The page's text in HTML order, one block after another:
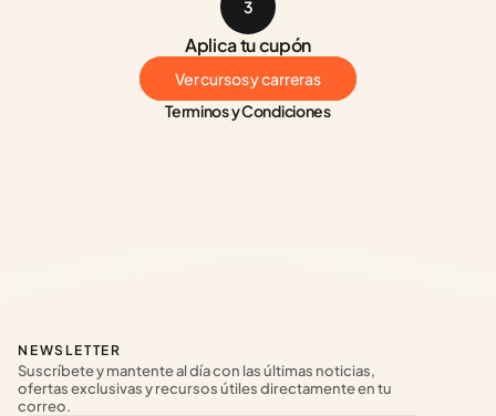
3
Aplica tu cupón
Ver cursos y carreras
Terminos y Condiciones
NEWSLETTER
Suscríbete y mantente al día con las últimas noticias,
ofertas exclusivas y recursos útiles directamente en tu
correo.